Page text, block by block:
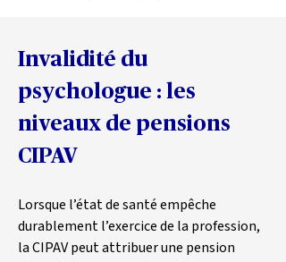
Invalidité du
psychologue : les
niveaux de pensions
CIPAV
Lorsque l’état de santé empêche
durablement l’exercice de la profession,
la CIPAV peut attribuer une pension